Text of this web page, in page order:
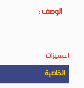
الوصف :
المميزات
الخاصية